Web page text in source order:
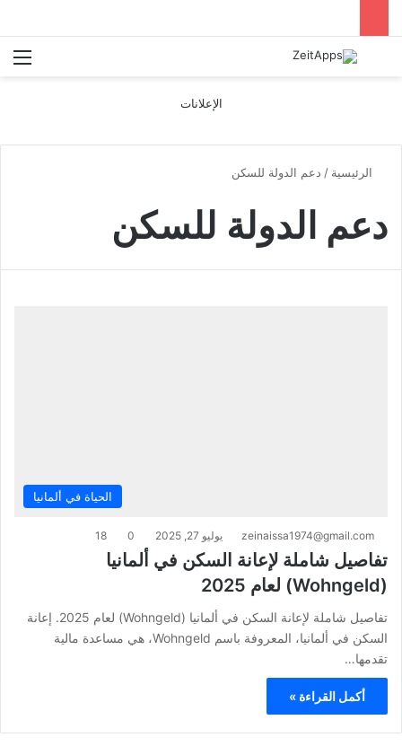
بحث عن
الإعلانات
الرئيسية / دعم الدولة للسكن
دعم الدولة للسكن
الحياة في ألمانيا
zeinaissa1974@gmail.com يوليو 27, 2025 0
18
تفاصيل شاملة لإعانة السكن في ألمانيا
(Wohngeld) لعام 2025
تفاصيل شاملة لإعانة السكن في ألمانيا (Wohngeld) لعام 2025. إعانة
السكن في ألمانيا، المعروفة باسم Wohngeld، هي مساعدة مالية
تقدمها…
أكمل القراءة »